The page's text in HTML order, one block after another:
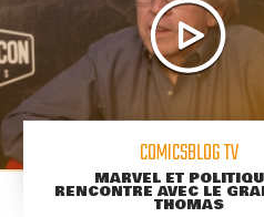
COMICSBLOG TV
MARVEL ET
RENCONTRE AVEC LE
THOMAS